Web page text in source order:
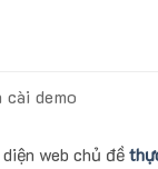
cài demo
web chủ đề